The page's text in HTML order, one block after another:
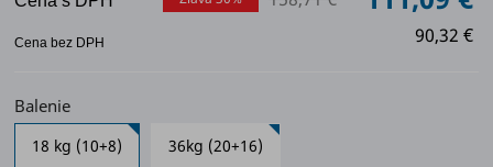
Cena bez DPH 90,32 €
Balenie
18 kg (10+8) 36kg (20+16)